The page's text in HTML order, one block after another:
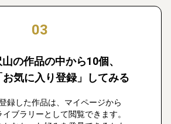
03
の作品の中から10個、
気に入り登録」してみる
録した作品は、マイページから
ブラリーとして閲覧できます。